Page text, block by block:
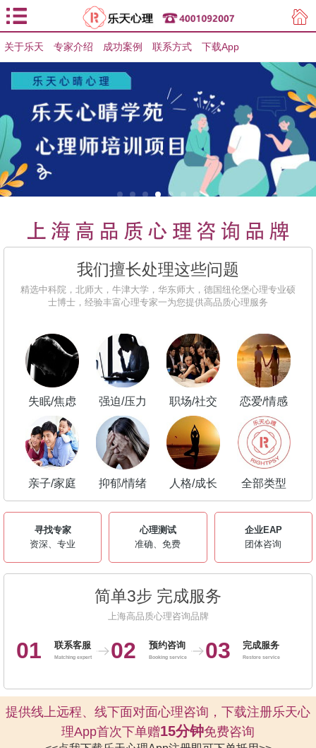
用户登录 用户注册
关于乐天 专家介绍 成功案例 联系方式 下载App
我们擅长处理这些问题
精选中科院，北师大，牛津大学，华东师大，德国纽伦堡心理专业硕
士博士，经验丰富心理专家一为您提供高品质心理服务
失眠/焦虑 强迫/压力 职场/社交 恋爱/情感
亲子/家庭 抑郁/情绪 人格/成长 全部类型
寻找专家
资深、专业
心理测试
准确、免费
企业EAP
团体咨询
简单3步 完成服务
上海高品质心理咨询品牌
01 联系客服
Matching expert 02 预约咨询
Booking service 03 完成服务
Restore service
提供线上远程、线下面对面心理咨询，下载注册乐天心
理App首次下单赠15分钟免费咨询